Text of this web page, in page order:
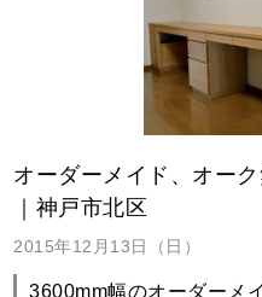
オーダーメイド、オー
｜神戸市北区
2015年12月13日（日）
3600mm幅のオーダーメ